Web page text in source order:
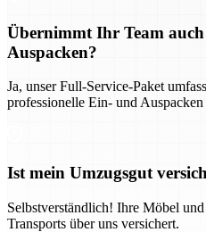
Übernimmt Ihr Team
Auspacken?
Ja, unser Full-Service-Paket
professionelle Ein- und
Ist mein Umzugsgut
Selbstverständlich! Ihre Möbel
Transports über uns versichert.